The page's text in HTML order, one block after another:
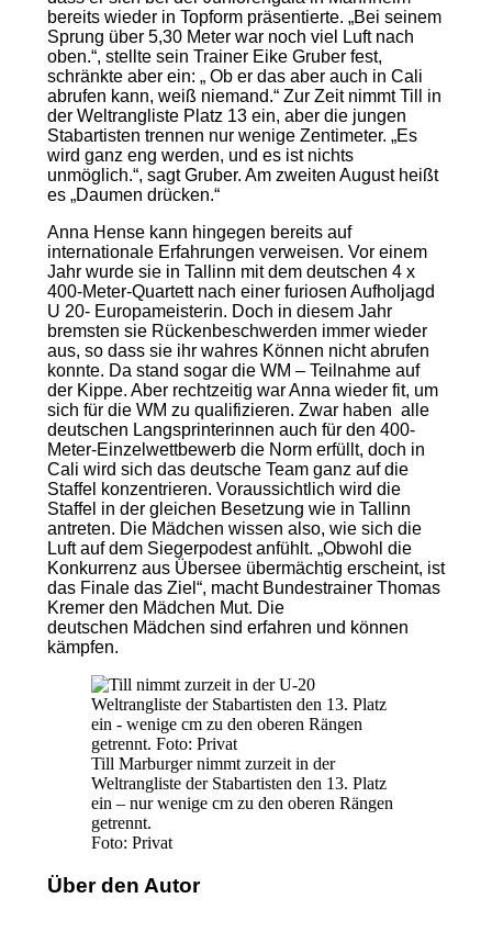
bereits wieder in Topform präsentierte. „Bei seinem
Sprung über 5,30 Meter war noch viel Luft nach
oben.“, stellte sein Trainer Eike Gruber fest,
schränkte aber ein: „ Ob er das aber auch in Cali
abrufen kann, weiß niemand.“ Zur Zeit nimmt Till in
der Weltrangliste Platz 13 ein, aber die jungen
Stabartisten trennen nur wenige Zentimeter. „Es
wird ganz eng werden, und es ist nichts
unmöglich.“, sagt Gruber. Am zweiten August heißt
es „Daumen drücken.“
Anna Hense kann hingegen bereits auf
internationale Erfahrungen verweisen. Vor einem
Jahr wurde sie in Tallinn mit dem deutschen 4 x
400-Meter-Quartett nach einer furiosen Aufholjagd
U 20- Europameisterin. Doch in diesem Jahr
bremsten sie Rückenbeschwerden immer wieder
aus, so dass sie ihr wahres Können nicht abrufen
konnte. Da stand sogar die WM – Teilnahme auf
der Kippe. Aber rechtzeitig war Anna wieder fit, um
sich für die WM zu qualifizieren. Zwar haben alle
deutschen Langsprinterinnen auch für den 400-
Meter-Einzelwettbewerb die Norm erfüllt, doch in
Cali wird sich das deutsche Team ganz auf die
Staffel konzentrieren. Voraussichtlich wird die
Staffel in der gleichen Besetzung wie in Tallinn
antreten. Die Mädchen wissen also, wie sich die
Luft auf dem Siegerpodest anfühlt. „Obwohl die
Konkurrenz aus Übersee übermächtig erscheint, ist
das Finale das Ziel“, macht Bundestrainer Thomas
Kremer den Mädchen Mut. Die
deutschen Mädchen sind erfahren und können
kämpfen.
Till Marburger nimmt zurzeit in der
Weltrangliste der Stabartisten den 13. Platz
ein – nur wenige cm zu den oberen Rängen
getrennt.
Foto: Privat
Über den Autor